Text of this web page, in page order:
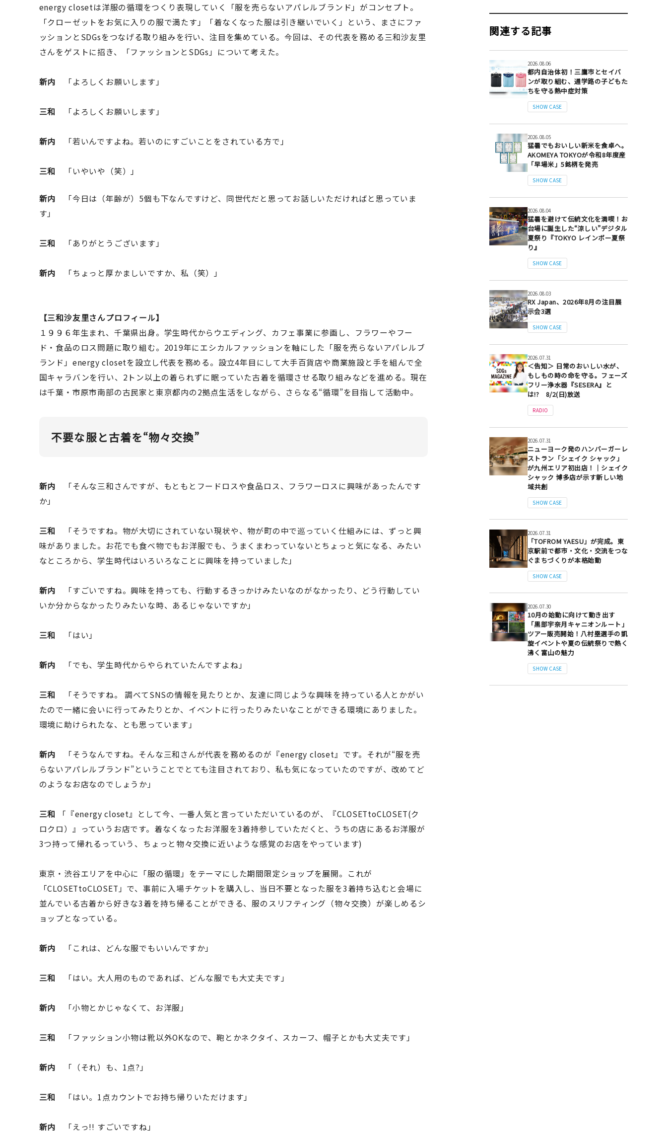
energy closetは洋服の循環をつくり表現していく「服を売らないアパレルブランド」がコンセプト。
「クローゼットをお気に入りの服で満たす」「着なくなった服は引き継いでいく」という、まさにファ
ッションとSDGsをつなげる取り組みを行い、注目を集めている。今回は、その代表を務める三和沙友里
さんをゲストに招き、「ファッションとSDGs」について考えた。
新内 「よろしくお願いします」
三和 「よろしくお願いします」
新内 「若いんですよね。若いのにすごいことをされている方で」
三和 「いやいや（笑）」
新内 「今日は（年齢が）5個も下なんですけど、同世代だと思ってお話しいただければと思っていま
す」
三和 「ありがとうございます」
新内 「ちょっと厚かましいですか、私（笑）」
【三和沙友里さんプロフィール】
１９９６年生まれ、千葉県出身。学生時代からウエディング、カフェ事業に参画し、フラワーやフー
ド・食品のロス問題に取り組む。2019年にエシカルファッションを軸にした「服を売らないアパレルブ
ランド」energy closetを設立し代表を務める。設立4年目にして大手百貨店や商業施設と手を組んで全
国キャラバンを行い、2トン以上の着られずに眠っていた古着を循環させる取り組みなどを進める。現在
は千葉・市原市南部の古民家と東京都内の2拠点生活をしながら、さらなる“循環”を目指して活動中。
不要な服と古着を“物々交換”
新内 「そんな三和さんですが、もともとフードロスや食品ロス、フラワーロスに興味があったんです
か」
三和 「そうですね。物が大切にされていない現状や、物が町の中で巡っていく仕組みには、ずっと興
味がありました。お花でも食べ物でもお洋服でも、うまくまわっていないとちょっと気になる、みたい
なところから、学生時代はいろいろなことに興味を持っていました」
新内 「すごいですね。興味を持っても、行動するきっかけみたいなのがなかったり、どう行動してい
いか分からなかったりみたいな時、あるじゃないですか」
三和 「はい」
新内 「でも、学生時代からやられていたんですよね」
三和 「そうですね。 調べてSNSの情報を見たりとか、友達に同じような興味を持っている人とかがい
たので一緒に会いに行ってみたりとか、イベントに行ったりみたいなことができる環境にありました。
環境に助けられたな、とも思っています」
新内 「そうなんですね。そんな三和さんが代表を務めるのが『energy closet』です。それが“服を売
らないアパレルブランド”ということでとても注目されており、私も気になっていたのですが、改めてど
のようなお店なのでしょうか」
三和 「『energy closet』として今、一番人気と言っていただいているのが、『CLOSETtoCLOSET(ク
ロクロ）』っていうお店です。着なくなったお洋服を3着持参していただくと、うちの店にあるお洋服が
3つ持って帰れるっていう、ちょっと物々交換に近いような感覚のお店をやっています)
東京・渋谷エリアを中心に「服の循環」をテーマにした期間限定ショップを展開。これが
「CLOSETtoCLOSET」で、事前に入場チケットを購入し、当日不要となった服を3着持ち込むと会場に
並んでいる古着から好きな3着を持ち帰ることができる、服のスリフティング（物々交換）が楽しめるシ
ョップとなっている。
新内 「これは、どんな服でもいいんですか」
三和 「はい。大人用のものであれば、どんな服でも大丈夫です」
新内 「小物とかじゃなくて、お洋服」
三和 「ファッション小物は靴以外OKなので、鞄とかネクタイ、スカーフ、帽子とかも大丈夫です」
新内 「（それ）も、1点?」
三和 「はい。1点カウントでお持ち帰りいただけます」
新内 「えっ!! すごいですね」
関連する記事
2026.08.06
都内自治体初！三鷹市とセイバ
ンが取り組む、通学路の子どもた
ちを守る熱中症対策
SHOW CASE
2026.08.05
猛暑でもおいしい新米を食卓へ。
AKOMEYA TOKYOが令和8年度産
「早場米」5銘柄を発売
SHOW CASE
2026.08.04
猛暑を避けて伝統文化を満喫！お
台場に誕生した“涼しい”デジタル
夏祭り『TOKYO レインボー夏祭
り』
SHOW CASE
2026.08.03
RX Japan、2026年8月の注目展
示会3選
SHOW CASE
2026.07.31
＜告知＞ 日常のおいしい水が、
もしもの時の命を守る。フェーズ
フリー浄水器『SESERA』と
は!? 8/2(日)放送
RADIO
2026.07.31
ニューヨーク発のハンバーガーレ
ストラン「シェイク シャック」
が九州エリア初出店！｜シェイク
シャック 博多店が示す新しい地
域共創
SHOW CASE
2026.07.31
「TOFROM YAESU」が完成。東
京駅前で都市・文化・交流をつな
ぐまちづくりが本格始動
SHOW CASE
2026.07.30
10月の始動に向けて動き出す
「黒部宇奈月キャニオンルート」
ツアー販売開始！八村塁選手の凱
旋イベントや夏の伝統祭りで熱く
沸く富山の魅力
SHOW CASE